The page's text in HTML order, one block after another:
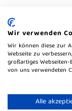
Wir verwenden
Wir können diese zur
Webseite zu
großartiges
von uns verwendeten
Alle